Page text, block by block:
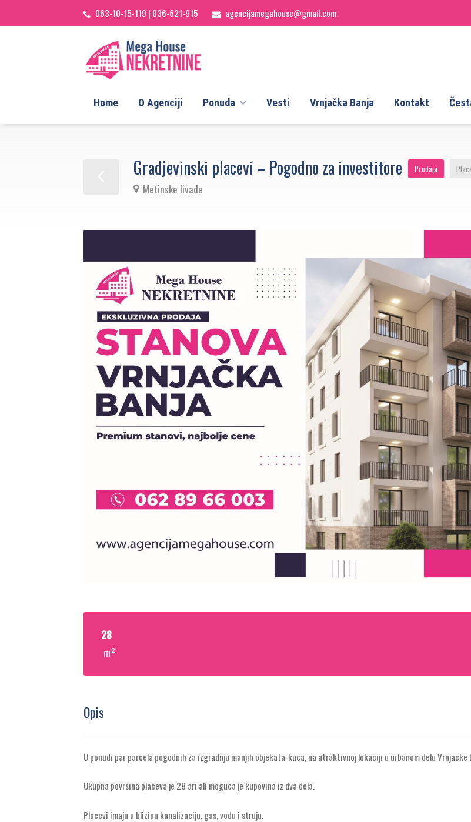
063-10-15-119 | 036-621-915 agencijamegahouse@gmail.com
Home O Agenciji Ponuda Vesti Vrnjačka Banja Kontakt
Gradjevinski placevi – Pogodno za investitore Prodaja
Metinske livade
28
m²
Opis
U ponudi par parcela pogodnih za izgradnju manjih objekata-kuca, na atraktivnoj lokaciji u urbanom delu Vrnjacke
Ukupna povrsina placeva je 28 ari ali moguca je kupovina iz dva dela.
Placevi imaju u blizinu kanalizaciju, gas, vodu i struju.